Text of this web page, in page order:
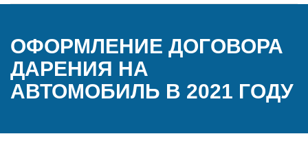
ОФОРМЛЕНИЕ ДОГОВОРА
ДАРЕНИЯ НА
АВТОМОБИЛЬ В 2021 ГОДУ